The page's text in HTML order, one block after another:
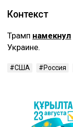
Контекст
Трамп намекнул
Украине.
США Россия